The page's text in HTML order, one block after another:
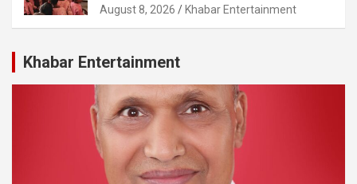
August 8, 2026 Khabar Entertainment
Khabar Entertainment